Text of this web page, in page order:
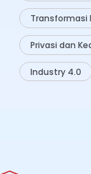
Transformasi
Privasi dan
Industry 4.0